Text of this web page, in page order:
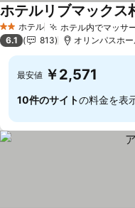
2 ホテルのランク
ホテル ホテル内でマッサ
ホテルリブマックス
6.1 813 オリンパスホ
最安値 ￥2,571
10件のサイトの料金を表